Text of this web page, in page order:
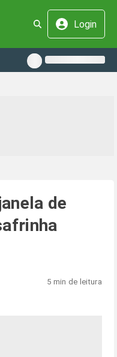
Login
de
5 min de leitura